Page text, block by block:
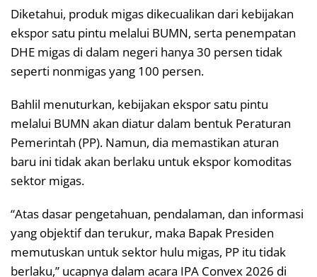
Diketahui, produk migas dikecualikan dari kebijakan
ekspor satu pintu melalui BUMN, serta penempatan
DHE migas di dalam negeri hanya 30 persen tidak
seperti nonmigas yang 100 persen.
Bahlil menuturkan, kebijakan ekspor satu pintu
melalui BUMN akan diatur dalam bentuk Peraturan
Pemerintah (PP). Namun, dia memastikan aturan
baru ini tidak akan berlaku untuk ekspor komoditas
sektor migas.
“Atas dasar pengetahuan, pendalaman, dan informasi
yang objektif dan terukur, maka Bapak Presiden
memutuskan untuk sektor hulu migas, PP itu tidak
berlaku,” ucapnya dalam acara IPA Convex 2026 di